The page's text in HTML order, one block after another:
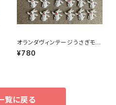
オランダヴィンテージうさぎモチ
ーフプラパーツ30個セットNo16
2
¥780
覧に戻る